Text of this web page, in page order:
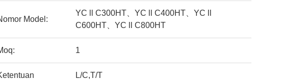
Model:
YC ll C300HT、YC ll C400HT、YC ll
C600HT、YC ll C800HT
1
L/C,T/T